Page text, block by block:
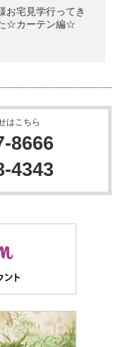
お宅見学行ってき
☆カーテン編☆
はこちら
8666
4343